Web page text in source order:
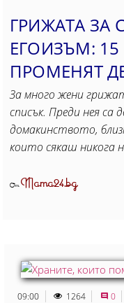
ГРИЖАТА ЗА
ЕГОИЗЪМ:
ПРОМЕНЯТ
За много жени
списък. Преди нея
домакинството,
които сякаш никога
ОтMama24.bg
09:00
1264 0